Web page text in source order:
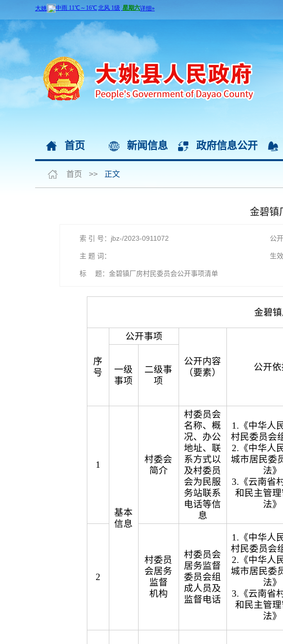
首页 新闻信息 政府信息公开
首页 >> 正文
金碧镇
索 引 号：jbz-/2023-0911072 公
主 题 词： 生
标 题：金碧镇厂房村民委员会公开事项清单
金碧
序
号
公开事项
公开内容
（要素）
公开
一级
事项
二级事
项
1
基本
信息
村委会
简介
村委员会
名称、概
况、办公
地址、联
系方式以
及村委员
会为民服
务站联系
电话等信
息
1.《中华人
村民委员会
2.《中华人
城市居民委
法》
3.《云南省
和民主管
法》
2
村委员
会居务
监督
机构
村委员会
居务监督
委员会组
成人员及
监督电话
1.《中华人
村民委员会
2.《中华人
城市居民委
法》
3.《云南省
和民主管
法》